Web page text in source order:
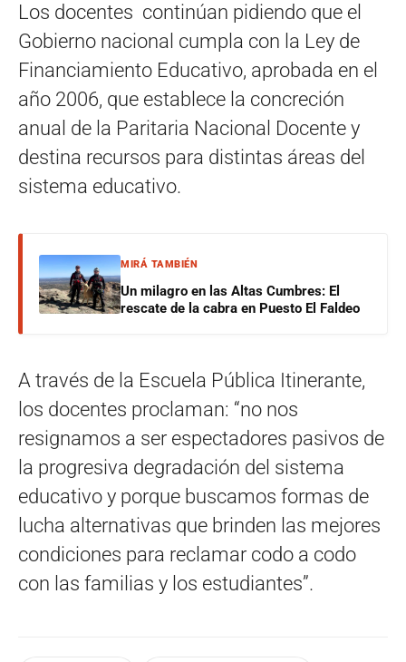
Los docentes continúan pidiendo que el
Gobierno nacional cumpla con la Ley de
Financiamiento Educativo, aprobada en el
año 2006, que establece la concreción
anual de la Paritaria Nacional Docente y
destina recursos para distintas áreas del
sistema educativo.
MIRÁ TAMBIÉN
Un milagro en las Altas Cumbres: El
rescate de la cabra en Puesto El Faldeo
A través de la Escuela Pública Itinerante,
los docentes proclaman: “no nos
resignamos a ser espectadores pasivos de
la progresiva degradación del sistema
educativo y porque buscamos formas de
lucha alternativas que brinden las mejores
condiciones para reclamar codo a codo
con las familias y los estudiantes”.